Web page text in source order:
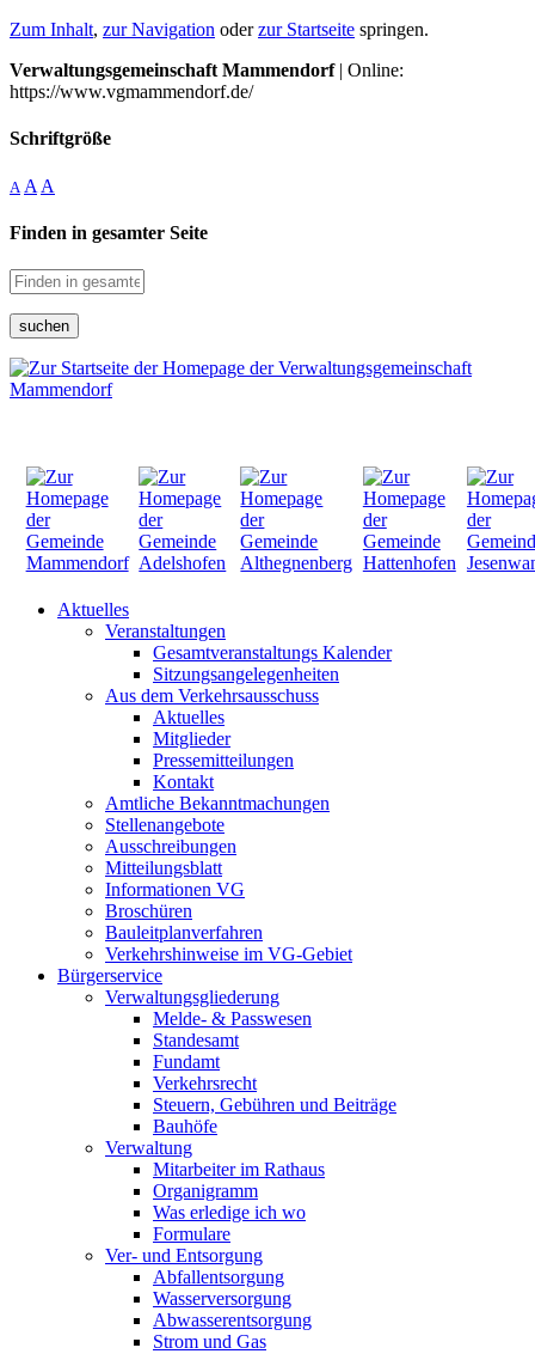
Zum Inhalt, zur Navigation oderzur Startseite springen.
Verwaltungsgemeinschaft Mammendorf| Online:
https://www.vgmammendorf.de/
Schriftgröße
A A A
Finden in gesamter Seite
suchen
Aktuelles
Veranstaltungen
Gesamtveranstaltungs Kalender
Sitzungsangelegenheiten
Aus dem Verkehrsausschuss
Aktuelles
Mitglieder
Pressemitteilungen
Kontakt
Amtliche Bekanntmachungen
Stellenangebote
Ausschreibungen
Mitteilungsblatt
Informationen VG
Broschüren
Bauleitplanverfahren
Verkehrshinweise im VG-Gebiet
Bürgerservice
Verwaltungsgliederung
Melde- & Passwesen
Standesamt
Fundamt
Verkehrsrecht
Steuern, Gebühren und Beiträge
Bauhöfe
Verwaltung
Mitarbeiter im Rathaus
Organigramm
Was erledige ich wo
Formulare
Ver- und Entsorgung
Abfallentsorgung
Wasserversorgung
Abwasserentsorgung
Strom und Gas